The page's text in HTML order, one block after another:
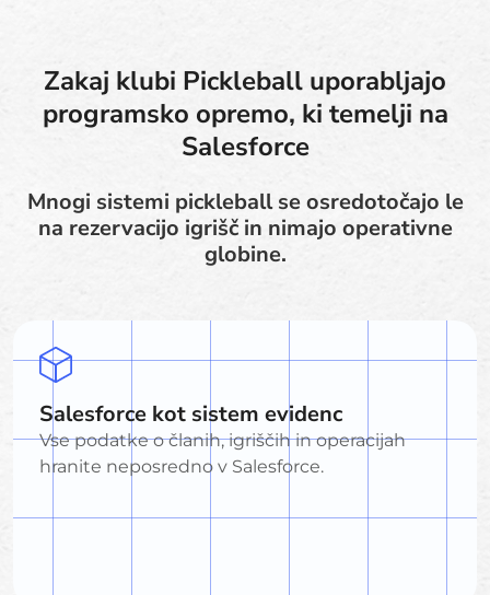
Zakaj klubi Pickleball uporabljajo
programsko opremo, ki temelji na
Salesforce
Mnogi sistemi pickleball se osredotočajo le
na rezervacijo igrišč in nimajo operativne
globine.
Salesforce kot sistem evidenc
Vse podatke o članih, igriščih in operacijah
hranite neposredno v Salesforce.